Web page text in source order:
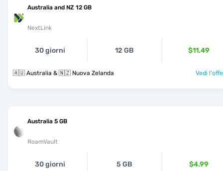
Australia and NZ 12 GB
NextLink
30 giorni 12 GB $11.49
🇦🇺 Australia & 🇳🇿 Nuova Zelanda Vedi
Australia 5 GB
RoamVault
30 giorni 5 GB $4.99